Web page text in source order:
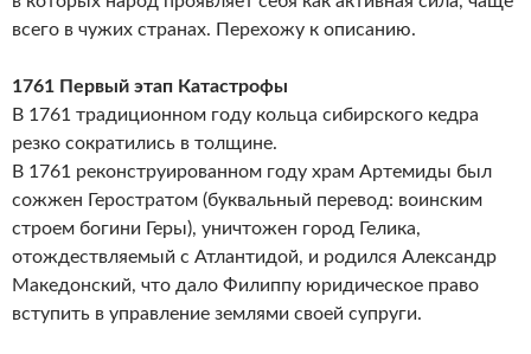
всего в чужих странах. Перехожу к описанию.
1761 Первый этап Катастрофы
В 1761 традиционном году кольца сибирского кедра
резко сократились в толщине.
В 1761 реконструированном году храм Артемиды был
сожжен Геростратом (буквальный перевод: воинским
строем богини Геры), уничтожен город Гелика,
отождествляемый с Атлантидой, и родился Александр
Македонский, что дало Филиппу юридическое право
вступить в управление землями своей супруги.